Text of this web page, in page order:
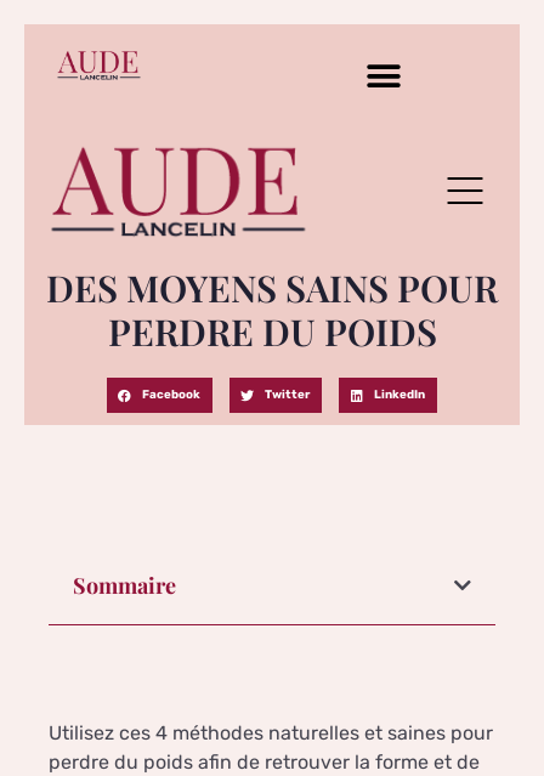
DES MOYENS SAINS POUR
PERDRE DU POIDS
Facebook Twitter LinkedIn
Sommaire
Utilisez ces 4 méthodes naturelles et saines pour
perdre du poids afin de retrouver la forme et de